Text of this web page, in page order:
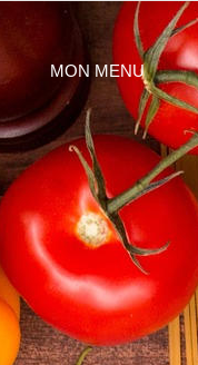
MON MENU
Créer mon menu
Menus sauvegardés